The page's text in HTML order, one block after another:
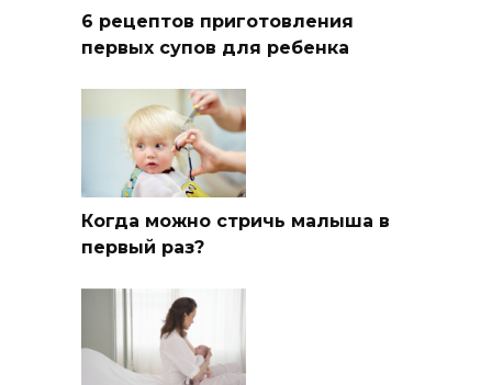
6 рецептов приготовления
первых супов для ребенка
Когда можно стричь малыша в
первый раз?